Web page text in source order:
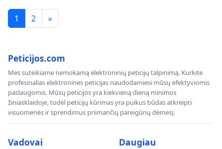
1 2 »
Peticijos.com
Mes suteikiame nemokamą elektroninių peticijų talpinimą. Kurkite
profesinalias elektronines peticijas naudodamiesi mūsų efektyviomis
paslaugomis. Mūsų peticijos yra kiekvieną dieną minimos
žiniasklaidoje, todėl peticijų kūrimas yra puikus būdas atkreipti
visuomenės ir sprendimus priimančių pareigūnų dėmesį.
Vadovai Daugiau